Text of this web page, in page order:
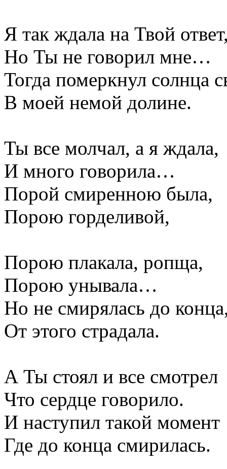
Я так ждала на Твой
Но Ты не говорил мне…
Тогда померкнул солнца
В моей немой долине.
Ты все молчал, а я ждала,
И много говорила…
Порой смиренною была,
Порою горделивой,
Порою плакала, ропща,
Порою унывала…
Но не смирялась до
От этого страдала.
А Ты стоял и все смотрел
Что сердце говорило.
И наступил такой момент
Где до конца смирилась.